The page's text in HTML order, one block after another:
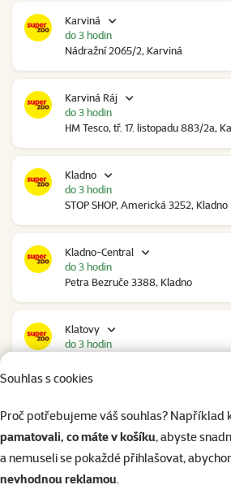
Souhlas s cookies
Proč potřebujeme váš souhlas? Například
pamatovali, co máte v košíku, abyste
a nemuseli se pokaždé přihlašovat,
nevhodnou reklamou.
Karviná
Nádražní 2065/2, Karviná
do 3 hodin
Karviná Ráj
HM Tesco, tř. 17. listopadu 883/2a,
do 3 hodin
Kladno
STOP SHOP, Americká 3252, Kladno
do 3 hodin
Kladno-Central
Petra Bezruče 3388, Kladno
do 3 hodin
Klatovy
do 3 hodin
Polepská 979, Kolín
do 2 hodin
Kolín Ovčáry